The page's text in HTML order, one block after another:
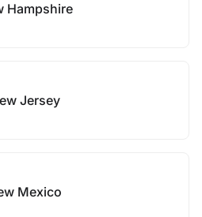
Hampshire
Jersey
Mexico